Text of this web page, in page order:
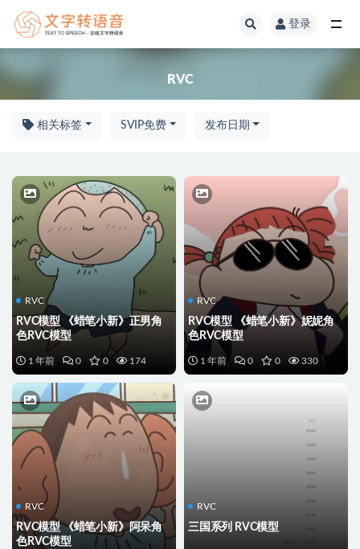
登录
RVC
相关标签 SVIP免费 发布日期
RVC
RVC模型 《蜡笔小新》正男角
色RVC模型
1 年前 0 0 174
RVC
RVC模型 《蜡笔小新》妮妮角
色RVC模型
1 年前 0 0 330
RVC
RVC模型 《蜡笔小新》阿呆角
色RVC模型
RVC
三国系列 RVC模型